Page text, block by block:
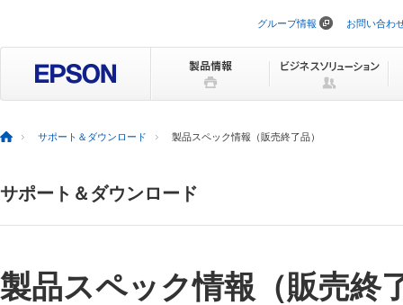
ビ
ョ
を
ス
グループ情報 お問い合わ
サポート＆ダウンロード 製品スペック情報（販売終了品）
サポート＆ダウンロード
製品スペック情報（販売終